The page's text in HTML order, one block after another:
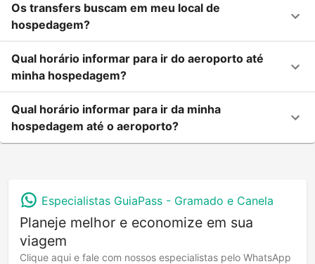
Os transfers buscam em meu local de
hospedagem?
Qual horário informar para ir do aeroporto até
minha hospedagem?
Qual horário informar para ir da minha
hospedagem até o aeroporto?
Especialistas GuiaPass - Gramado e Canela
Planeje melhor e economize em sua
viagem
Clique aqui e fale com nossos especialistas pelo WhatsApp